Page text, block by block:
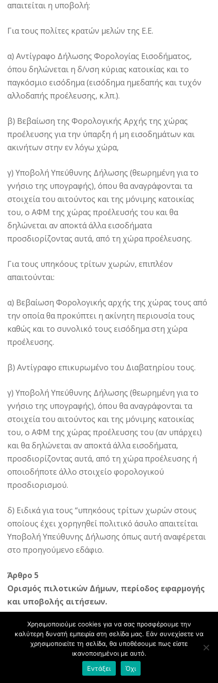
απαιτείται η υποβολή:
Για τους πολίτες κρατών μελών της Ε.Ε.
α) Αντίγραφο Δήλωσης Φορολογίας Εισοδήματος,
όπου δηλώνεται η δ/νση κύριας κατοικίας και το
παγκόσμιο εισόδημα (εισόδημα ημεδαπής και τυχόν
αλλοδαπής προέλευσης, κ.λπ.).
β) Βεβαίωση της Φορολογικής Αρχής της χώρας
προέλευσης για την ύπαρξη ή μη εισοδημάτων και
ακινήτων στην εν λόγω χώρα,
γ) Υποβολή Υπεύθυνης Δήλωσης (θεωρημένη για το
γνήσιο της υπογραφής), όπου θα αναγράφονται τα
στοιχεία του αιτούντος και της μόνιμης κατοικίας
του, ο ΑΦΜ της χώρας προέλευσής του και θα
δηλώνεται αν αποκτά άλλα εισοδήματα
προσδιορίζοντας αυτά, από τη χώρα προέλευσης.
Για τους υπηκόους τρίτων χωρών, επιπλέον
απαιτούνται:
α) Βεβαίωση Φορολογικής αρχής της χώρας τους από
την οποία θα προκύπτει η ακίνητη περιουσία τους
καθώς και το συνολικό τους εισόδημα στη χώρα
προέλευσης.
β) Αντίγραφο επικυρωμένο του Διαβατηρίου τους.
γ) Υποβολή Υπεύθυνης Δήλωσης (θεωρημένη για το
γνήσιο της υπογραφής), όπου θα αναγράφονται τα
στοιχεία του αιτούντος και της μόνιμης κατοικίας
του, ο ΑΦΜ της χώρας προέλευσης του (αν υπάρχει)
και θα δηλώνεται αν αποκτά άλλα εισοδήματα,
προσδιορίζοντας αυτά, από τη χώρα προέλευσης ή
οποιοδήποτε άλλο στοιχείο φορολογικού
προσδιορισμού.
δ) Ειδικά για τους “υπηκόους τρίτων χωρών στους
οποίους έχει χορηγηθεί πολιτικό άσυλο απαιτείται
Υποβολή Υπεύθυνης Δήλωσης όπως αυτή αναφέρεται
στο προηγούμενο εδάφιο.
Άρθρο 5
Ορισμός πιλοτικών Δήμων, περίοδος εφαρμογής
και υποβολής αιτήσεων.
1. Το πρόγραμμα «Εγγυημένο Κοινωνικό Εισόδημα» θα
εφαρμοστεί για έξι μήνες στους κάτωθι Δήμους:
Χρησιμοποιούμε cookies για να σας προσφέρουμε την
καλύτερη δυνατή εμπειρία στη σελίδα μας. Εάν συνεχίσετε να
χρησιμοποιείτε τη σελίδα, θα υποθέσουμε πως είστε
ικανοποιημένοι με αυτό.
Εντάξει
Όχι